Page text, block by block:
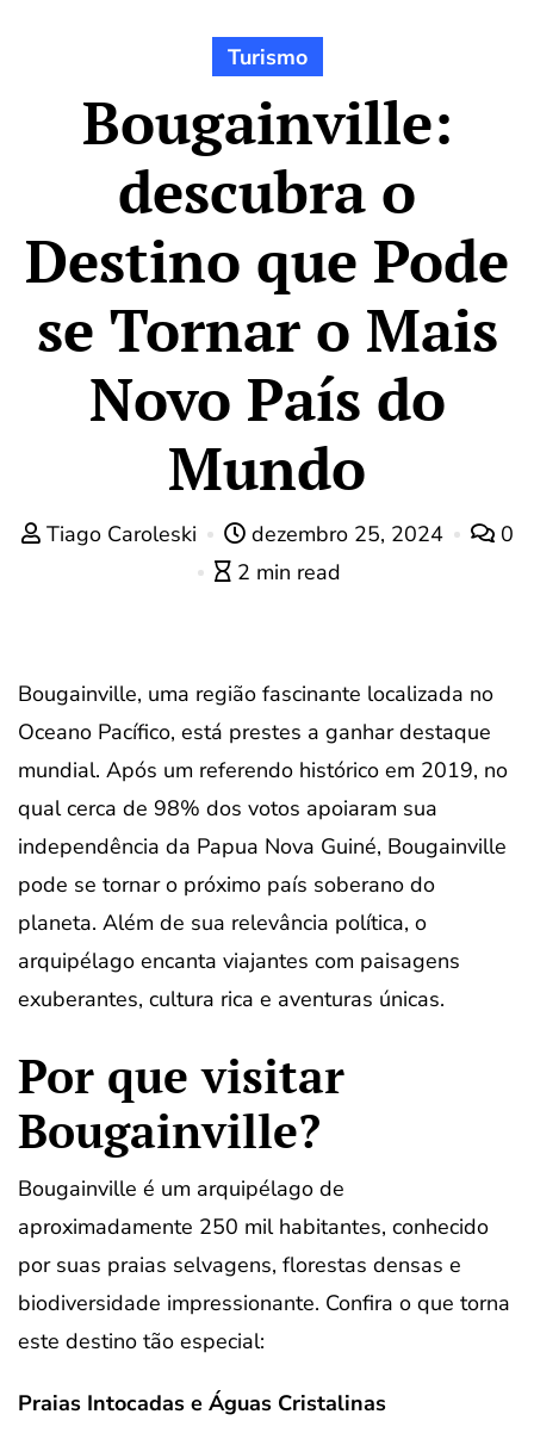
Turismo
Bougainville:
descubra o
Destino que Pode
se Tornar o Mais
Novo País do
Mundo
Tiago Caroleski dezembro 25, 2024
0
2 min read
Bougainville, uma região fascinante localizada no
Oceano Pacífico, está prestes a ganhar destaque
mundial. Após um referendo histórico em 2019, no
qual cerca de 98% dos votos apoiaram sua
independência da Papua Nova Guiné, Bougainville
pode se tornar o próximo país soberano do
planeta. Além de sua relevância política, o
arquipélago encanta viajantes com paisagens
exuberantes, cultura rica e aventuras únicas.
Por que visitar
Bougainville?
Bougainville é um arquipélago de
aproximadamente 250 mil habitantes, conhecido
por suas praias selvagens, florestas densas e
biodiversidade impressionante. Confira o que torna
este destino tão especial:
Praias Intocadas e Águas Cristalinas